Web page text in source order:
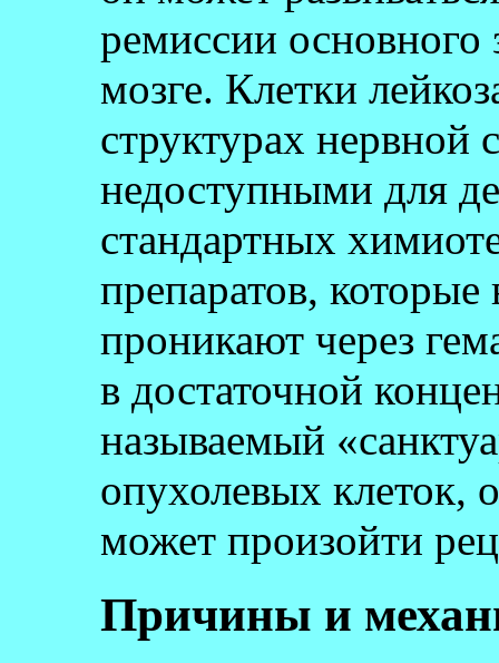
ремиссии основного
мозге. Клетки
структурах нервной
недоступными для
стандартных
препаратов, которые
проникают через
в достаточной
называемый
опухолевых клеток,
может произойти
Причины и